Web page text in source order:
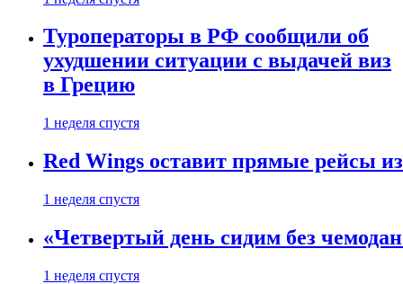
Туроператоры в РФ сообщили об
ухудшении ситуации с выдачей виз
в Грецию
1 неделя спустя
Red Wings оставит прямые рейсы
1 неделя спустя
«Четвертый день сидим без
1 неделя спустя